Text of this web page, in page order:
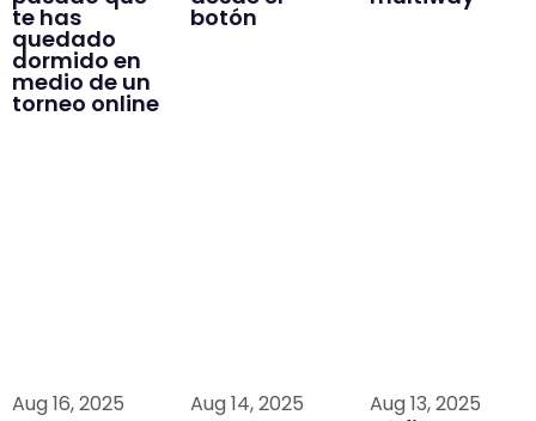
te has
quedado
dormido en
medio de un
torneo online
botón
Aug 16, 2025 Aug 14, 2025 Aug 13, 2025